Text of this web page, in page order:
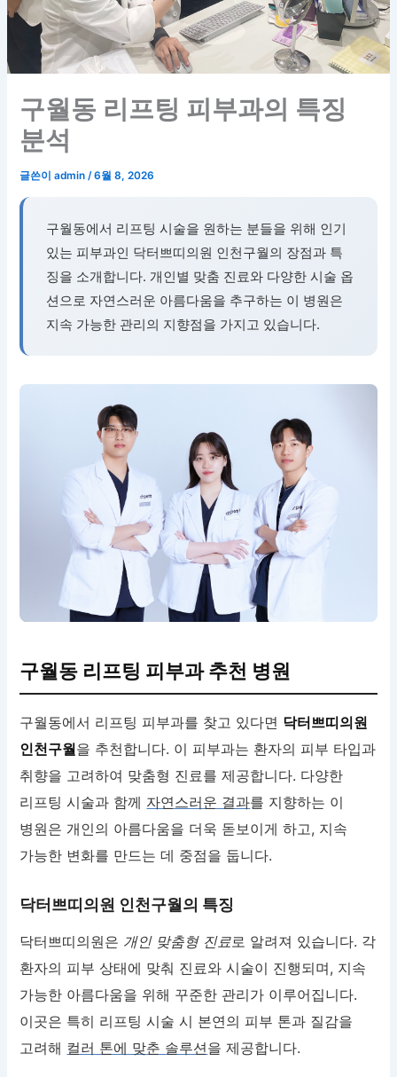
구월동 리프팅 피부과의 특징
분석
글쓴이admin/6월 8, 2026
구월동에서 리프팅 시술을 원하는 분들을 위해 인기
있는 피부과인 닥터쁘띠의원 인천구월의 장점과 특
징을 소개합니다. 개인별 맞춤 진료와 다양한 시술 옵
션으로 자연스러운 아름다움을 추구하는 이 병원은
지속 가능한 관리의 지향점을 가지고 있습니다.
구월동 리프팅 피부과 추천 병원
구월동에서 리프팅 피부과를 찾고 있다면 닥터쁘띠의원
인천구월을 추천합니다. 이 피부과는 환자의 피부 타입과
취향을 고려하여 맞춤형 진료를 제공합니다. 다양한
리프팅 시술과 함께 자연스러운 결과를 지향하는 이
병원은 개인의 아름다움을 더욱 돋보이게 하고, 지속
가능한 변화를 만드는 데 중점을 둡니다.
닥터쁘띠의원 인천구월의 특징
닥터쁘띠의원은 개인 맞춤형 진료로 알려져 있습니다. 각
환자의 피부 상태에 맞춰 진료와 시술이 진행되며, 지속
가능한 아름다움을 위해 꾸준한 관리가 이루어집니다.
이곳은 특히 리프팅 시술 시 본연의 피부 톤과 질감을
고려해 컬러 톤에 맞춘 솔루션을 제공합니다.